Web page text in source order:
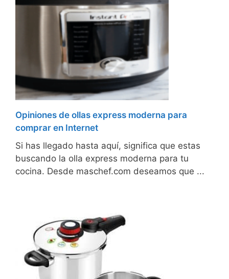
Opiniones de ollas express moderna para
comprar en Internet
Si has llegado hasta aquí, significa que estas
buscando la olla express moderna para tu
cocina. Desde maschef.com deseamos que ...